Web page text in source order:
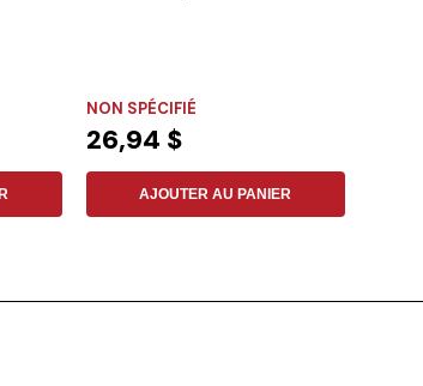
NON SPÉCIFIÉ
26,94 $
AJOUTER AU PANIER